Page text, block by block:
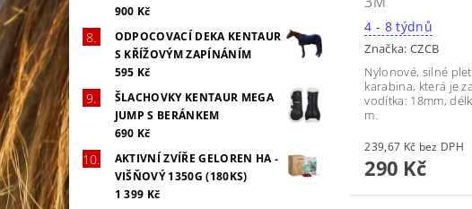
900 Kč
ODPOCOVACÍ DEKA KENTAUR
S KŘÍŽOVÝM ZAPÍNÁNÍM
595 Kč
ŠLACHOVKY KENTAUR MEGA
JUMP S BERÁNKEM
690 Kč
AKTIVNÍ ZVÍŘE GELOREN HA -
VIŠŇOVÝ 1350G (180KS)
1 399 Kč
4 - 8 týdnů
Značka: CZCB
Nylonové, silné
karabina, která je
vodítka: 18mm,
m.
239,67 Kč bez DPH
290 Kč